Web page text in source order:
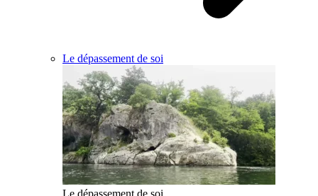
Le dépassement de soi